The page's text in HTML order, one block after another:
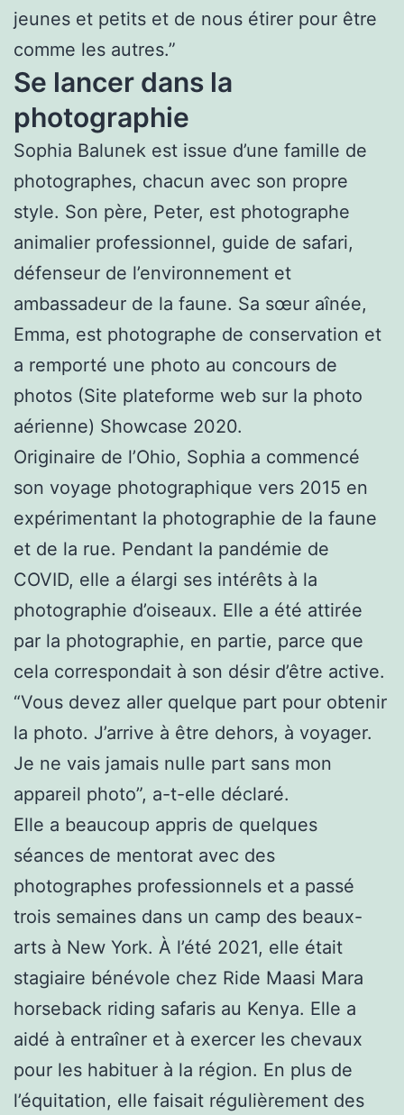
jeunes et petits et de nous étirer pour être
comme les autres.”
Se lancer dans la
photographie
Sophia Balunek est issue d’une famille de
photographes, chacun avec son propre
style. Son père, Peter, est photographe
animalier professionnel, guide de safari,
défenseur de l’environnement et
ambassadeur de la faune. Sa sœur aînée,
Emma, est photographe de conservation et
a remporté une photo au concours de
photos (Site plateforme web sur la photo
aérienne) Showcase 2020.
Originaire de l’Ohio, Sophia a commencé
son voyage photographique vers 2015 en
expérimentant la photographie de la faune
et de la rue. Pendant la pandémie de
COVID, elle a élargi ses intérêts à la
photographie d’oiseaux. Elle a été attirée
par la photographie, en partie, parce que
cela correspondait à son désir d’être active.
“Vous devez aller quelque part pour obtenir
la photo. J’arrive à être dehors, à voyager.
Je ne vais jamais nulle part sans mon
appareil photo”, a-t-elle déclaré.
Elle a beaucoup appris de quelques
séances de mentorat avec des
photographes professionnels et a passé
trois semaines dans un camp des beaux-
arts à New York. À l’été 2021, elle était
stagiaire bénévole chez Ride Maasi Mara
horseback riding safaris au Kenya. Elle a
aidé à entraîner et à exercer les chevaux
pour les habituer à la région. En plus de
l’équitation, elle faisait régulièrement des